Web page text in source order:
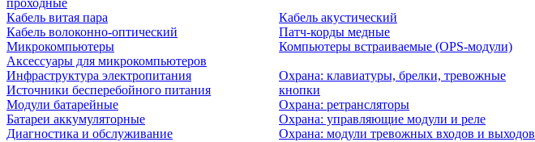
проходные
Кабель витая пара
Кабель волоконно-оптический
Кабель акустический
Патч-корды медные
Микрокомпьютеры
Аксессуары для микрокомпьютеров
Компьютеры встраиваемые (OPS-модули)
Инфраструктура электропитания
Источники бесперебойного питания
Модули батарейные
Батареи аккумуляторные
Диагностика и обслуживание
Охрана: клавиатуры, брелки, тревожные
кнопки
Охрана: ретрансляторы
Охрана: управляющие модули и реле
Охрана: модули тревожных входов и выходов